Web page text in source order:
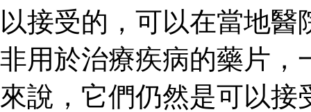
以接受的，可以在當地
非用於治療疾病的藥片，
來說，它們仍然是可以